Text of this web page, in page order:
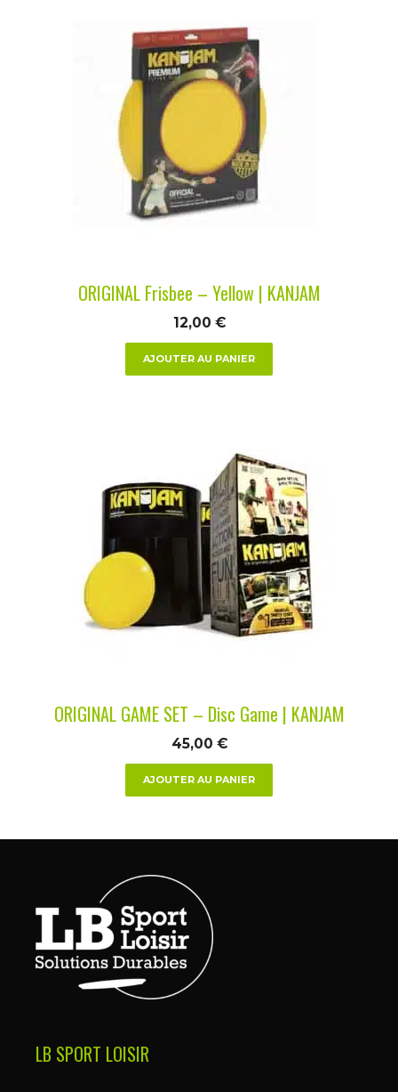
ORIGINAL Frisbee – Yellow | KANJAM
12,00 €
AJOUTER AU PANIER
ORIGINAL GAME SET – Disc Game | KANJAM
45,00 €
AJOUTER AU PANIER
LB SPORT LOISIR